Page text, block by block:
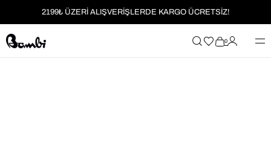
2199₺ ÜZERİ ALIŞVERİŞLERDE KARGO ÜCRETSİZ!
MOBİL UYGULAMAYA ÖZEL İLK ALIŞVERİŞİNİZE %5 İNDİRİM
0